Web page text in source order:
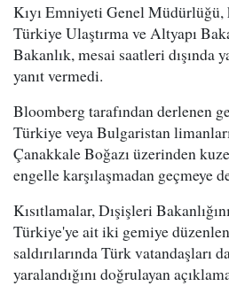
Kıyı Emniyeti Genel
Türkiye Ulaştırma ve Altyapı
Bakanlık, mesai saatleri dışında
yanıt vermedi.
Bloomberg tarafından derlenen
Türkiye veya Bulgaristan
Çanakkale Boğazı üzerinden
engelle karşılaşmadan geçmeye
Kısıtlamalar, Dışişleri
Türkiye'ye ait iki gemiye
saldırılarında Türk vatandaşları
yaralandığını doğrulayan